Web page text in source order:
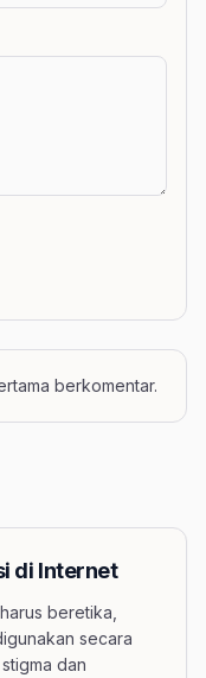
berkomentar.
di Internet
beretika,
secara
dan